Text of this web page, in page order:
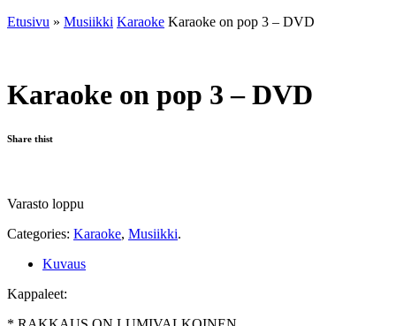
Etusivu » Musiikki Karaoke Karaoke on pop 3 – DVD
Karaoke on pop 3 – DVD
Share thist
Varasto loppu
Categories: Karaoke, Musiikki.
Kuvaus
Kappaleet: